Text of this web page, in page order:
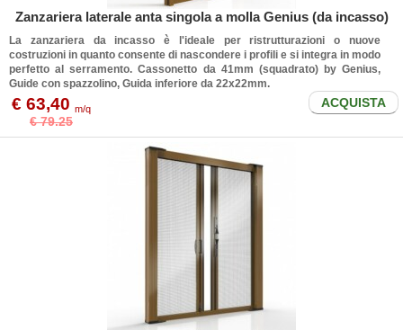
Zanzariera laterale anta singola a molla Genius (da incasso)
La zanzariera da incasso è l'ideale per ristrutturazioni o nuove
costruzioni in quanto consente di nascondere i profili e si integra in modo
perfetto al serramento. Cassonetto da 41mm (squadrato) by Genius,
Guide con spazzolino, Guida inferiore da 22x22mm.
€ 63,40 m/q
€ 79.25
ACQUISTA